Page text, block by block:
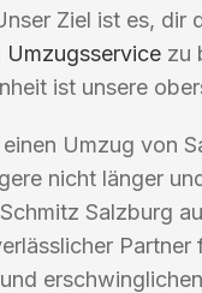
Ziel ist es, dir
Umzugsservice zu
ist unsere
Umzug von
nicht länger
Salzburg
Partner